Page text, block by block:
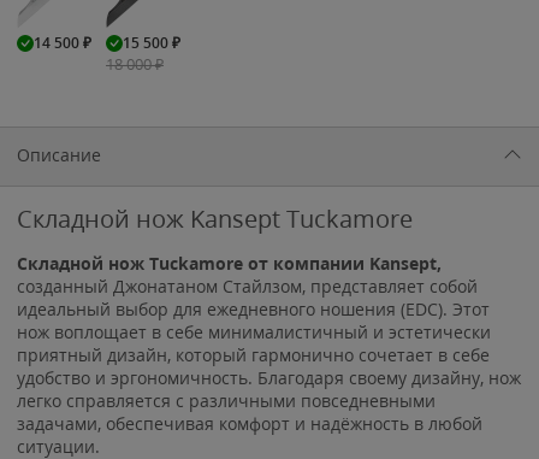
14 500₽ 15 500₽
18 000₽
Описание
Складной нож Kansept Tuckamore
Складной нож Tuckamore от компании Kansept,
созданный Джонатаном Стайлзом, представляет собой
идеальный выбор для ежедневного ношения (EDC). Этот
нож воплощает в себе минималистичный и эстетически
приятный дизайн, который гармонично сочетает в себе
удобство и эргономичность. Благодаря своему дизайну, нож
легко справляется с различными повседневными
задачами, обеспечивая комфорт и надёжность в любой
ситуации.